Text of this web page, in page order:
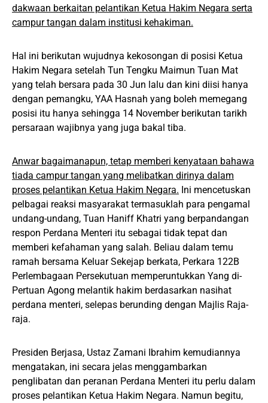
dakwaan berkaitan pelantikan Ketua Hakim Negara serta
campur tangan dalam institusi kehakiman.
Hal ini berikutan wujudnya kekosongan di posisi Ketua
Hakim Negara setelah Tun Tengku Maimun Tuan Mat
yang telah bersara pada 30 Jun lalu dan kini diisi hanya
dengan pemangku, YAA Hasnah yang boleh memegang
posisi itu hanya sehingga 14 November berikutan tarikh
persaraan wajibnya yang juga bakal tiba.
Anwar bagaimanapun, tetap memberi kenyataan bahawa
tiada campur tangan yang melibatkan dirinya dalam
proses pelantikan Ketua Hakim Negara. Ini mencetuskan
pelbagai reaksi masyarakat termasuklah para pengamal
undang-undang, Tuan Haniff Khatri yang berpandangan
respon Perdana Menteri itu sebagai tidak tepat dan
memberi kefahaman yang salah. Beliau dalam temu
ramah bersama Keluar Sekejap berkata, Perkara 122B
Perlembagaan Persekutuan memperuntukkan Yang di-
Pertuan Agong melantik hakim berdasarkan nasihat
perdana menteri, selepas berunding dengan Majlis Raja-
raja.
Presiden Berjasa, Ustaz Zamani Ibrahim kemudiannya
mengatakan, ini secara jelas menggambarkan
penglibatan dan peranan Perdana Menteri itu perlu dalam
proses pelantikan Ketua Hakim Negara. Namun begitu,